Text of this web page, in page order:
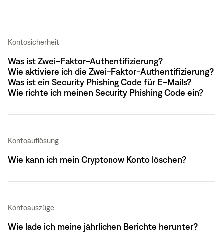
Kontosicherheit
Was ist Zwei-Faktor-Authentifizierung?
Wie aktiviere ich die Zwei-Faktor-Authentifizierung?
Was ist ein Security Phishing Code für E-Mails?
Wie richte ich meinen Security Phishing Code ein?
Kontoauflösung
Wie kann ich mein Cryptonow Konto löschen?
Kontoauszüge
Wie lade ich meine jährlichen Berichte herunter?